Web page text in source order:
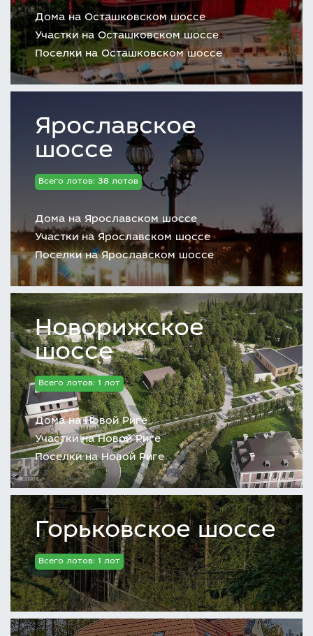
Дома на Осташковском шоссе
Участки на Осташковском шоссе
Поселки на Осташковском шоссе
Ярославское
шоссе
Всего лотов: 38 лотов
Дома на Ярославском шоссе
Участки на Ярославском шоссе
Поселки на Ярославском шоссе
Новорижское
шоссе
Всего лотов: 1 лот
Дома на Новой Риге
Участки на Новой Риге
Поселки на Новой Риге
Горьковское шоссе
Всего лотов: 1 лот